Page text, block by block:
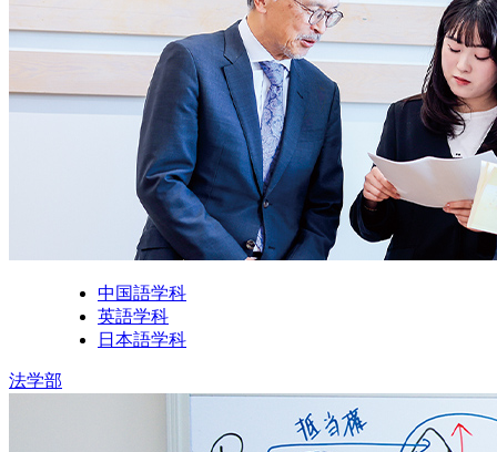
中国語学科
英語学科
日本語学科
法学部